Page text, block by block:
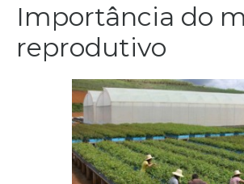
Importância do
reprodutivo